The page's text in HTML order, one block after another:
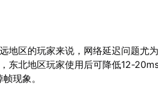
地区的玩家来说，网络延迟问题尤
东北地区玩家使用后可降低12-
现象。